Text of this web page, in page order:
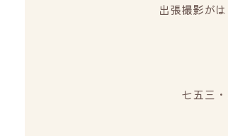
出張撮影が
七五三